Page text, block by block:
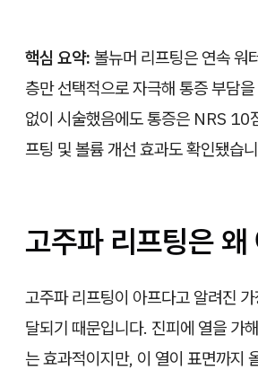
핵심 요약: 볼뉴머 리프팅은 연속 워
층만 선택적으로 자극해 통증 부담
없이 시술했음에도 통증은 NRS
프팅 및 볼륨 개선 효과도 확인됐습
고주파 리프팅은
고주파 리프팅이 아프다고 알려진
달되기 때문입니다. 진피에 열을 가
는 효과적이지만, 이 열이 표면까지